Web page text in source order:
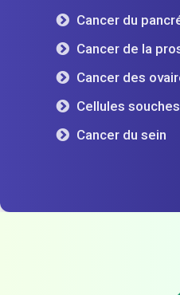
Cancer du
Cancer de la
Cancer des
Cellules
Cancer du sein